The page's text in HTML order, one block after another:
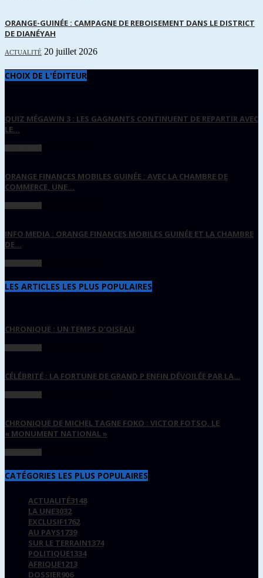
ORANGE-GUINÉE : CAMPAGNE DE REBOISEMENT DANS LE DISTRICT
DE DIANÉYAH
ACTUALITÉ 20 juillet 2026
CHOIX DE L'ÉDITEUR
QUIZ MÉGAWIN 3 : LES GAGNANTS CONTINUENT DE REPARTIR AVEC
LE...
ORANGE FINANCES MOBILES GUINÉE : AVEC LA CHAMBRE DE
COMMERCE, UNE...
INFO MEDIA : ORANGE FINANCES MOBILES GUINÉE ET LA CHAMBRE
DE...
LES ARTICLES LES PLUS POPULAIRES
CHRONIQUE : UN TEMPS D’OISEAU
CÉLÉBRITÉ : LA FORTUNE DE GRAND P ENFIN DÉVOILÉE PAR LA...
CHRONIQUE DE MICHEL TAGNE FOKO : VICTOR FOTSO, LE
« MONUMENT NATIONAL »
CATÉGORIES LES PLUS POPULAIRES
ACTUALITÉ3148
LA UNE3032
EXCLUSIF1762
AU PAYS1739
SUR LE TERRAIN1374
POLITIQUE1334
AFRIQUE1213
DOSSIER906